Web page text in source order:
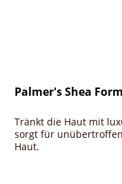
Palmer's Shea
Tränkt die Haut mit
sorgt für
Haut.